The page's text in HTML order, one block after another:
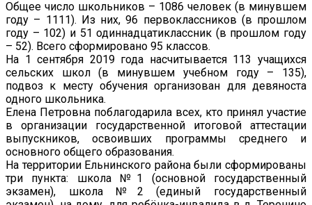
Общее число школьников – 1086 человек (в минувшем
году – 1111). Из них, 96 первоклассников (в прошлом
году – 102) и 51 одиннадцатиклассник (в прошлом году
– 52). Всего сформировано 95 классов.
На 1 сентября 2019 года насчитывается 113 учащихся
сельских школ (в минувшем учебном году – 135),
подвоз к месту обучения организован для девяноста
одного школьника.
Елена Петровна поблагодарила всех, кто принял участие
в организации государственной итоговой аттестации
выпускников, освоивших программы среднего и
основного общего образования.
На территории Ельнинского района были сформированы
три пункта: школа №1 (основной государственный
экзамен), школа №2 (единый государственный